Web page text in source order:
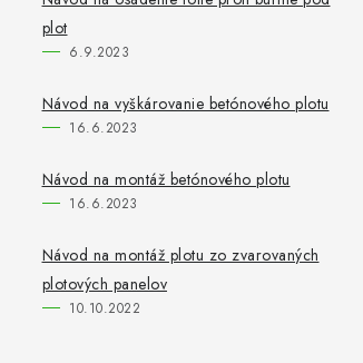
plot
6.9.2023
Návod na vyškárovanie betónového plotu
16.6.2023
Návod na montáž betónového plotu
16.6.2023
Návod na montáž plotu zo zvarovaných
plotových panelov
10.10.2022